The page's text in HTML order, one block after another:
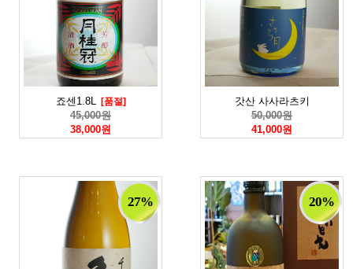
죠센1.8L [품절]
45,000원
38,000원
갓산 사사라츠키
50,000원
41,000원
27% 20%